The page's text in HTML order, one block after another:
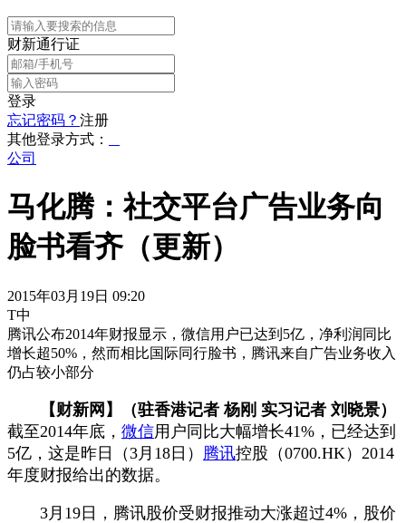
财新通行证
登录
忘记密码？ 注册
其他登录方式：
公司
马化腾：社交平台广告业务向
脸书看齐（更新）
2015年03月19日 09:20
T中
腾讯公布2014年财报显示，微信用户已达到5亿，净利润同比
增长超50%，然而相比国际同行脸书，腾讯来自广告业务收入
仍占较小部分
【财新网】（驻香港记者 杨刚 实习记者 刘晓景）
截至2014年底， 微信用户同比大幅增长41%，已经达到
5亿，这是昨日（3月18日） 腾讯控股（0700.HK）2014
年度财报给出的数据。
3月19日，腾讯股价受财报推动大涨超过4%，股价